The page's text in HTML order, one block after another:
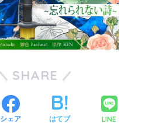
SHARE
シェア はてブ LINE